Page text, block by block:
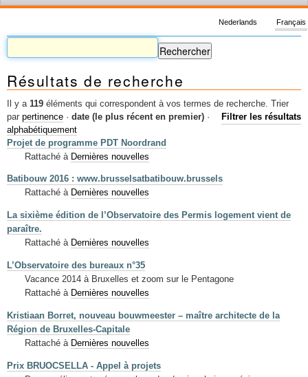
Règles du jeu
Permis d'urbanisme
Cartographie
Etudes et publications
Mots-clés
Renseignements urbanistiques
Français
Nederlands
Résultats de recherche
Il y a 119 éléments qui correspondent à vos termes de recherche.
Filtrer les résultats
Trier
par pertinence · date (le plus récent en premier) ·
alphabétiquement
Projet de programme PDT Noordrand
Rattaché à Dernières nouvelles
Batibouw 2016 : www.brusselsatbatibouw.brussels
Rattaché à Dernières nouvelles
La sixième édition de l’Observatoire des Permis logement vient de
paraître.
Rattaché à Dernières nouvelles
L’Observatoire des bureaux n°35
Vacance 2014 à Bruxelles et zoom sur le Pentagone
Rattaché à Dernières nouvelles
Kristiaan Borret, nouveau bouwmeester – maître architecte de la
Région de Bruxelles-Capitale
Rattaché à Dernières nouvelles
Prix BRUOCSELLA - Appel à projets